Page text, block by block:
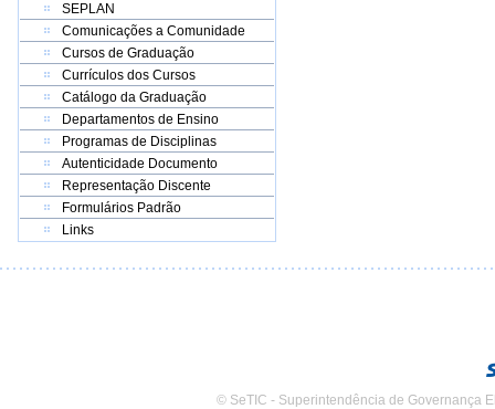
SEPLAN
Comunicações a Comunidade
Cursos de Graduação
Currículos dos Cursos
Catálogo da Graduação
Departamentos de Ensino
Programas de Disciplinas
Autenticidade Documento
Representação Discente
Formulários Padrão
Links
© SeTIC - Superintendência de Governança